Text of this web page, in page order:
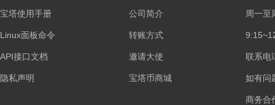
宝塔使用手册
Linux面板命令
API接口文档
隐私声明
公司简介
转账方式
邀请大使
宝塔币商城
周一至
联系电
如有问
商务合